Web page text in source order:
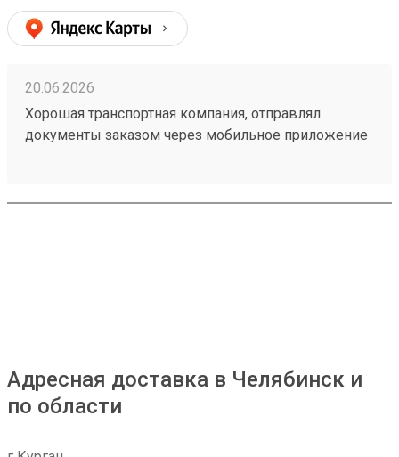
20.06.2026
Хорошая транспортная компания, отправлял
документы заказом через мобильное приложение
Адресная доставка в Челябинск и
по области